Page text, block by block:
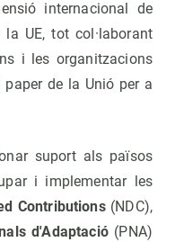
internacional de
la UE, tot col·laborant
i les organitzacions
de la Unió per a
suport als països
i implementar les
Contributions(NDC),
d'Adaptació(PNA)